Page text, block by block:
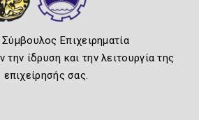
Σύμβουλος Επιχειρηματία
ίδρυση και την λειτουργία της
επιχείρησής σας.